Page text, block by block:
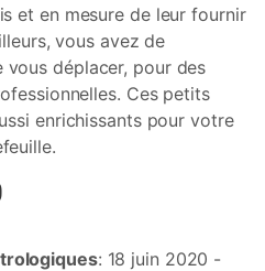
et en mesure de leur fournir
vous avez de
vous déplacer, pour des
Ces petits
enrichissants pour votre
: 18 juin 2020 -